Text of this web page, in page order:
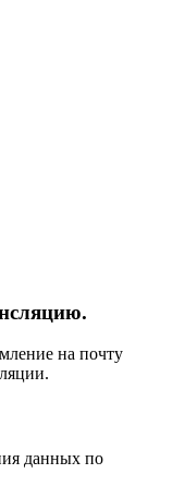
на почту
данных по